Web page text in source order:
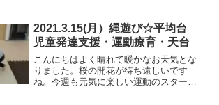
っかりして楽しく運動していきましょう
ね！★縄渡り提示された色の上...
2021.3.15(月）縄遊び☆平均台
児童発達支援・運動療育・天台
こんにちはよく晴れて暖かなお天気とな
りました。桜の開花が待ち遠しいです
ね。今週も元気に楽しい運動のスタート